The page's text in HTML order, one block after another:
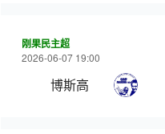
刚果民主超
2026-06-07 19:00
博斯高